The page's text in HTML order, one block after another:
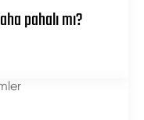
pahalı mı?